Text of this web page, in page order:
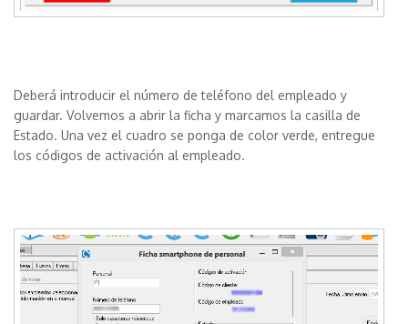
Deberá introducir el número de teléfono del empleado y
guardar. Volvemos a abrir la ficha y marcamos la casilla de
Estado. Una vez el cuadro se ponga de color verde, entregue
los códigos de activación al empleado.